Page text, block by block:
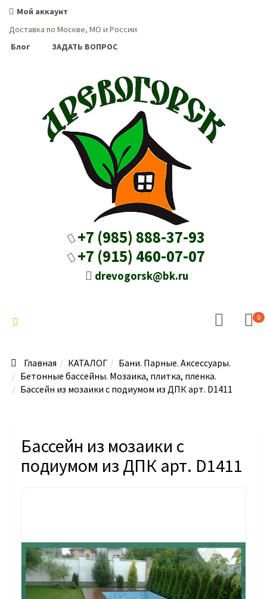
Мой аккаунт
Доставка по Москве, МО и России
Блог
ЗАДАТЬ ВОПРОС
+7 (985) 888-37-93
+7 (915) 460-07-07
drevogorsk@bk.ru
0
Главная КАТАЛОГ
Бани. Парные. Аксессуары.
Бетонные бассейны. Мозаика, плитка, пленка.
Бассейн из мозаики с подиумом из ДПК арт. D1411
Бассейн из мозаики с
подиумом из ДПК арт. D1411